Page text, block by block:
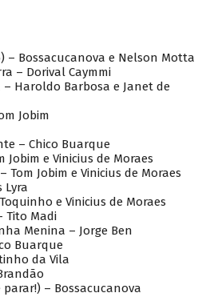
– Bossacucanova e Nelson Motta
– Dorival Caymmi
Haroldo Barbosa e Janet de
Jobim
– Chico Buarque
Jobim e Vinicius de Moraes
Tom Jobim e Vinicius de Moraes
Lyra
e Vinicius de Moraes
Tito Madi
Menina – Jorge Ben
Buarque
da Vila
– Bossacucanova